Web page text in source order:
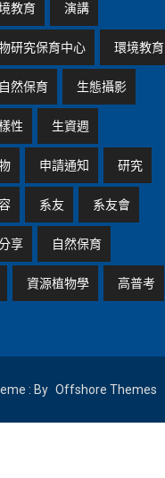
教育 演講
研究保育中心 環境教育
然保育 生態攝影
性 生資週
申請通知 研究
系友 系友會
享 自然保育
資源植物學 高普考
: By Offshore Themes